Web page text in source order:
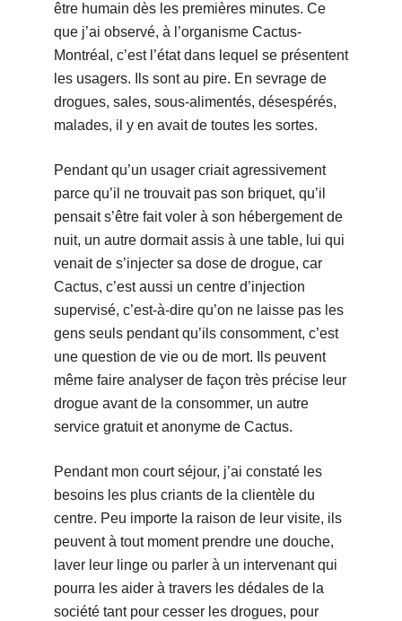
être humain dès les premières minutes. Ce
que j’ai observé, à l’organisme Cactus-
Montréal, c’est l’état dans lequel se présentent
les usagers. Ils sont au pire. En sevrage de
drogues, sales, sous-alimentés, désespérés,
malades, il y en avait de toutes les sortes.
Pendant qu’un usager criait agressivement
parce qu’il ne trouvait pas son briquet, qu’il
pensait s’être fait voler à son hébergement de
nuit, un autre dormait assis à une table, lui qui
venait de s’injecter sa dose de drogue, car
Cactus, c’est aussi un centre d’injection
supervisé, c’est-à-dire qu’on ne laisse pas les
gens seuls pendant qu’ils consomment, c’est
une question de vie ou de mort. Ils peuvent
même faire analyser de façon très précise leur
drogue avant de la consommer, un autre
service gratuit et anonyme de Cactus.
Pendant mon court séjour, j’ai constaté les
besoins les plus criants de la clientèle du
centre. Peu importe la raison de leur visite, ils
peuvent à tout moment prendre une douche,
laver leur linge ou parler à un intervenant qui
pourra les aider à travers les dédales de la
société tant pour cesser les drogues, pour